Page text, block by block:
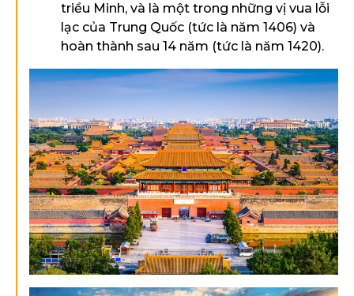
triều Minh, và là một trong những vị vua lỗi
lạc của Trung Quốc (tức là năm 1406) và
hoàn thành sau 14 năm (tức là năm 1420).